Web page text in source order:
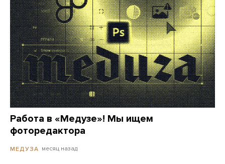
Работа в «Медузе»! Мы ищем
фоторедактора
МЕДУЗА месяц назад